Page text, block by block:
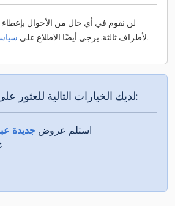
لن نقوم في أي حال من الأحوال بإعطاء
لأطراف ثالثة. يرجى أيضًا الاطلاع علىالخاصة بنا.
لديك الخيارات التالية للعثور على المركبة المطلوبة:
استلم عروض جديدة